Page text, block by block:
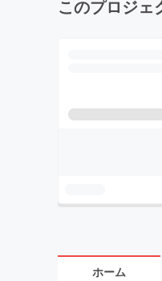
このプロジェ
ホーム